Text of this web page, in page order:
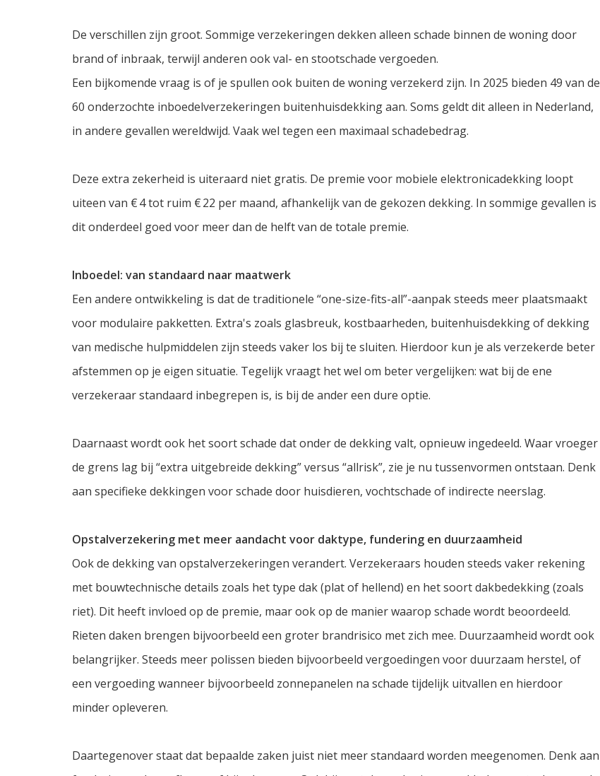
De verschillen zijn groot. Sommige verzekeringen dekken alleen schade binnen de woning door
brand of inbraak, terwijl anderen ook val- en stootschade vergoeden.
Een bijkomende vraag is of je spullen ook buiten de woning verzekerd zijn. In 2025 bieden 49 van de
60 onderzochte inboedelverzekeringen buitenhuisdekking aan. Soms geldt dit alleen in Nederland,
in andere gevallen wereldwijd. Vaak wel tegen een maximaal schadebedrag.
Deze extra zekerheid is uiteraard niet gratis. De premie voor mobiele elektronicadekking loopt
uiteen van € 4 tot ruim € 22 per maand, afhankelijk van de gekozen dekking. In sommige gevallen is
dit onderdeel goed voor meer dan de helft van de totale premie.
Inboedel: van standaard naar maatwerk
Een andere ontwikkeling is dat de traditionele “one-size-fits-all”-aanpak steeds meer plaatsmaakt
voor modulaire pakketten. Extra's zoals glasbreuk, kostbaarheden, buitenhuisdekking of dekking
van medische hulpmiddelen zijn steeds vaker los bij te sluiten. Hierdoor kun je als verzekerde beter
afstemmen op je eigen situatie. Tegelijk vraagt het wel om beter vergelijken: wat bij de ene
verzekeraar standaard inbegrepen is, is bij de ander een dure optie.
Daarnaast wordt ook het soort schade dat onder de dekking valt, opnieuw ingedeeld. Waar vroeger
de grens lag bij “extra uitgebreide dekking” versus “allrisk”, zie je nu tussenvormen ontstaan. Denk
aan specifieke dekkingen voor schade door huisdieren, vochtschade of indirecte neerslag.
Opstalverzekering met meer aandacht voor daktype, fundering en duurzaamheid
Ook de dekking van opstalverzekeringen verandert. Verzekeraars houden steeds vaker rekening
met bouwtechnische details zoals het type dak (plat of hellend) en het soort dakbedekking (zoals
riet). Dit heeft invloed op de premie, maar ook op de manier waarop schade wordt beoordeeld.
Rieten daken brengen bijvoorbeeld een groter brandrisico met zich mee. Duurzaamheid wordt ook
belangrijker. Steeds meer polissen bieden bijvoorbeeld vergoedingen voor duurzaam herstel, of
een vergoeding wanneer bijvoorbeeld zonnepanelen na schade tijdelijk uitvallen en hierdoor
minder opleveren.
Daartegenover staat dat bepaalde zaken juist niet meer standaard worden meegenomen. Denk aan